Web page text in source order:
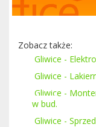
Zobacz także:
Gliwice -
Gliwice -
Gliwice -
w bud.
Gliwice -